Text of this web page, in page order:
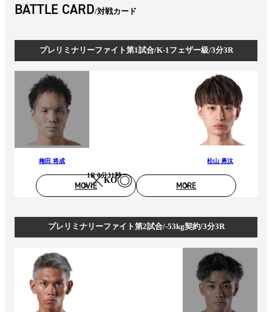
BATTLE CARD 対戦カード
プレリミナリーファイト第1試合/K-1フェザー級/3分3R
梅田 将成
KO
1R 0分31秒
松山 勇汰
MOVIE MORE
プレリミナリーファイト第2試合/-53kg契約/3分3R